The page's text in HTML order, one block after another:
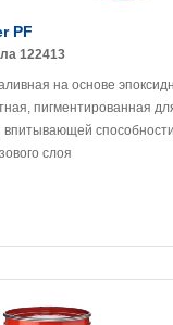
PF
122413
на основе
пигментированная
слоя